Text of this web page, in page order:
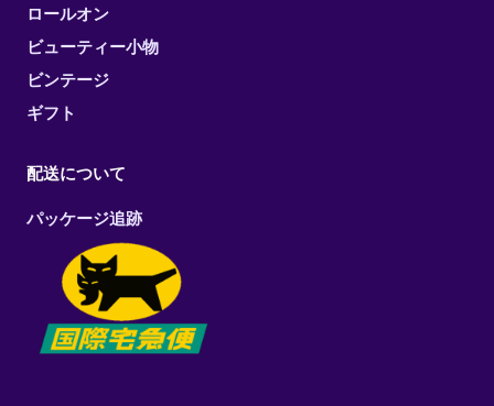
ロールオン
ビューティー小物
ビンテージ
ギフト
配送について
パッケージ追跡